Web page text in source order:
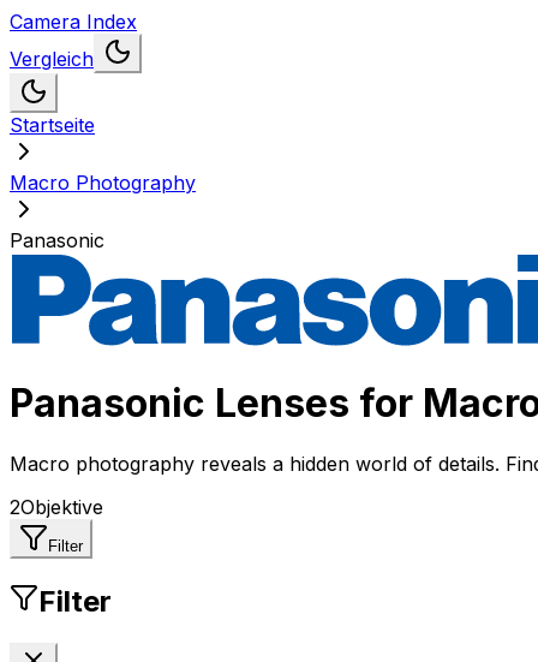
Camera Index
Vergleich
Startseite
Macro Photography
Panasonic
Panasonic Lenses for
Macro photography reveals a hidden world of details.
2Objektive
Filter
Filter